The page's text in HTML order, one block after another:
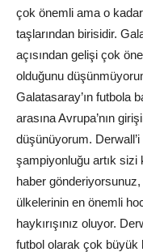
çok önemli ama o
taşlarından birisidir.
açısından gelişi çok
olduğunu
Galatasaray’ın futbola
arasına Avrupa’nın
düşünüyorum. Derwall’i
şampiyonluğu artık
haber
ülkelerinin en önemli
haykırışınız oluyor.
futbol olarak çok büyük